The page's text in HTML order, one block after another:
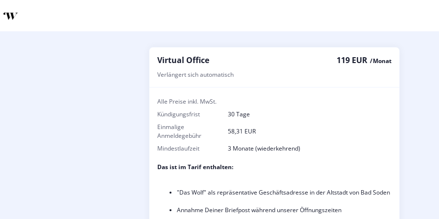
Virtual Office 119 EUR / Monat
Verlängert sich automatisch
Alle Preise inkl. MwSt.
Kündigungsfrist
30 Tage
Einmalige
Anmeldegebühr
58,31 EUR
Mindestlaufzeit 3 Monate (wiederkehrend)
Das ist im Tarif enthalten:
"Das Wolf" als repräsentative Geschäftsadresse in der Altstadt von Bad Soden
Annahme Deiner Briefpost während unserer Öffnungszeiten